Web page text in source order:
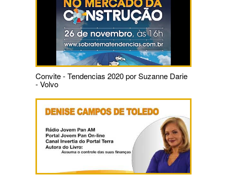
Convite - Tendencias 2020 por Suzanne Darie
- Volvo